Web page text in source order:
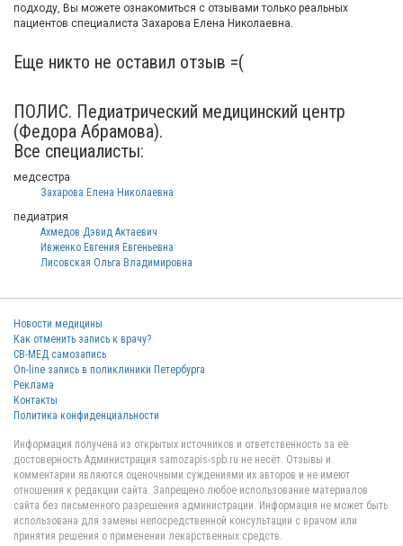
подходу, Вы можете ознакомиться с отзывами только реальных
пациентов специалиста Захарова Елена Николаевна.
Еще никто не оставил отзыв =(
ПОЛИС. Педиатрический медицинский центр
(Федора Абрамова).
Все специалисты:
медсестра
Захарова Елена Николаевна
педиатрия
Ахмедов Дэвид Актаевич
Ивженко Евгения Евгеньевна
Лисовская Ольга Владимировна
Новости медицины
Как отменить запись к врачу?
СВ-МЕД самозапись
On-line запись в поликлиники Петербурга
Реклама
Контакты
Политика конфиденциальности
Информация получена из открытых источников и ответственность за её
достоверность Администрация samozapis-spb.ru не несёт. Отзывы и
комментарии являются оценочными суждениями их авторов и не имеют
отношения к редакции сайта. Запрещено любое использование материалов
сайта без письменного разрешения администрации. Информация не может быть
использована для замены непосредственной консультации с врачом или
принятия решения о применении лекарственных средств.